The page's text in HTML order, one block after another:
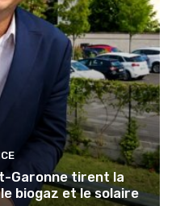
Garonne tirent la
biogaz et le solaire